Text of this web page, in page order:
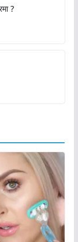
?